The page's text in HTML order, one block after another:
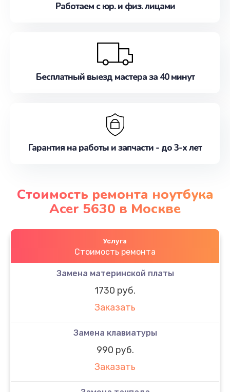
Работаем с юр. и физ. лицами
Бесплатный выезд мастера за 40 минут
Гарантия на работы и запчасти - до 3-х лет
Стоимость ремонта ноутбука
Acer 5630 в Москве
Услуга
Стоимость ремонта
Замена материнской платы
1730 руб.
Заказать
Замена клавиатуры
990 руб.
Заказать